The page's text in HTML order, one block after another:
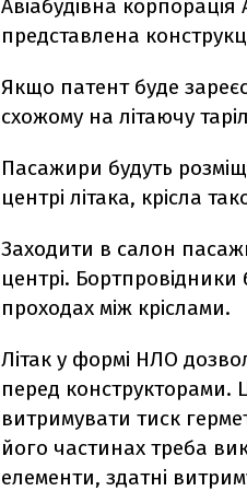
Авіабудівна
представлена
Якщо патент буде
схожому на літаючу
Пасажири будуть
центрі літака, крісла
Заходити в салон
центрі.
проходах між кріслами.
Літак у формі НЛО
перед
витримувати тиск
його частинах треба
елементи, здатні